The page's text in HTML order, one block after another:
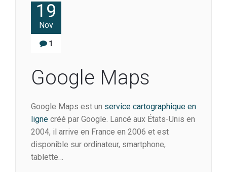
19
Nov
1
Google Maps
Google Maps est un service cartographique en
ligne créé par Google. Lancé aux États-Unis en
2004, il arrive en France en 2006 et est
disponible sur ordinateur, smartphone,
tablette…